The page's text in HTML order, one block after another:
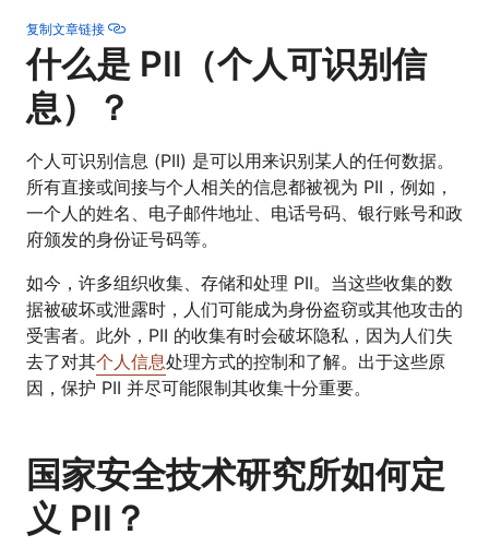
复制文章链接
什么是 PII（个人可识别信
息）？
个人可识别信息 (PII) 是可以用来识别某人的任何数据。
所有直接或间接与个人相关的信息都被视为 PII，例如，
一个人的姓名、电子邮件地址、电话号码、银行账号和政
府颁发的身份证号码等。
如今，许多组织收集、存储和处理 PII。当这些收集的数
据被破坏或泄露时，人们可能成为身份盗窃或其他攻击的
受害者。此外，PII 的收集有时会破坏隐私，因为人们失
去了对其个人信息处理方式的控制和了解。出于这些原
因，保护 PII 并尽可能限制其收集十分重要。
国家安全技术研究所如何定
义 PII？